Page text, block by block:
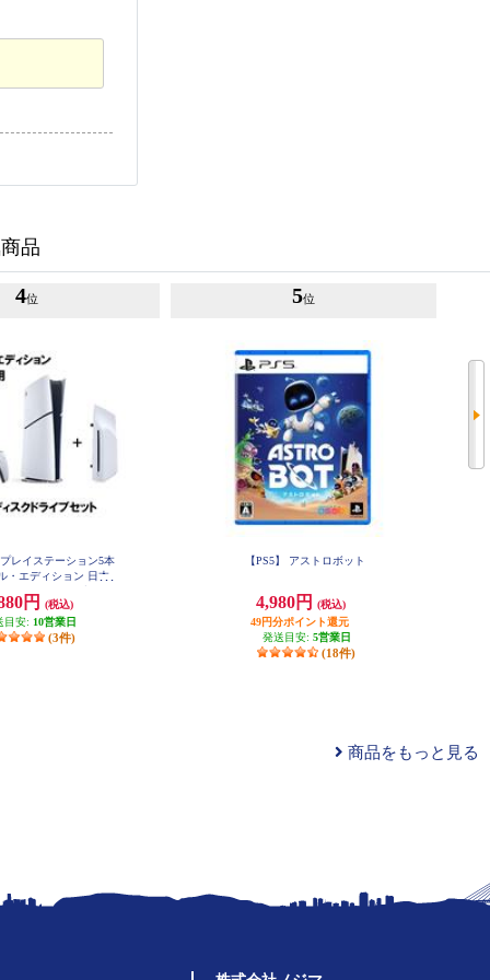
品
4位
レイステーション5本
・エディション 日本
ト
円
(税込)
目安: 10営業日
(3件)
5位
【PS5】 アストロボット
4,980円
(税込)
49円分ポイント還元
発送目安: 5営業日
(18件)
商品をもっと見る